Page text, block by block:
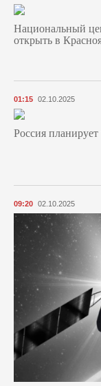
Национальный
открыть в
01:15 02.10.2025
Россия
09:20 02.10.2025